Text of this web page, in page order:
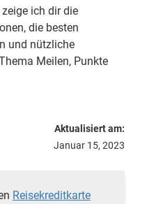
ich dir die
die besten
und nützliche
Meilen, Punkte
Aktualisiert am:
Januar 15, 2023
Reisekreditkarte